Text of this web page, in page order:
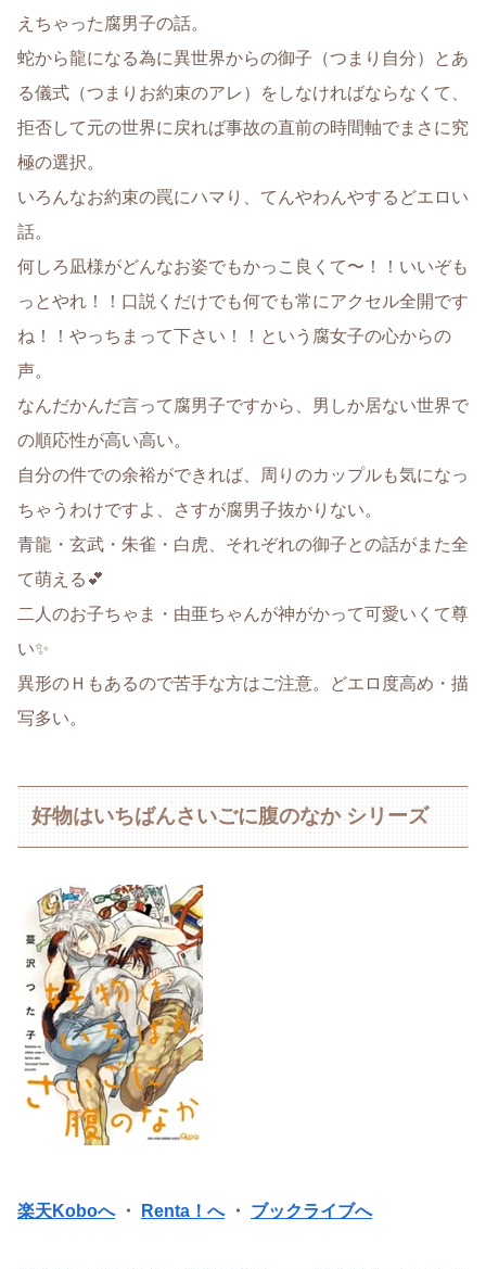
えちゃった腐男子の話。
蛇から龍になる為に異世界からの御子（つまり自分）とあ
る儀式（つまりお約束のアレ）をしなければならなくて、
拒否して元の世界に戻れば事故の直前の時間軸でまさに究
極の選択。
いろんなお約束の罠にハマり、てんやわんやするどエロい
話。
何しろ凪様がどんなお姿でもかっこ良くて〜！！いいぞも
っとやれ！！口説くだけでも何でも常にアクセル全開です
ね！！やっちまって下さい！！という腐女子の心からの
声。
なんだかんだ言って腐男子ですから、男しか居ない世界で
の順応性が高い高い。
自分の件での余裕ができれば、周りのカップルも気になっ
ちゃうわけですよ、さすが腐男子抜かりない。
青龍・玄武・朱雀・白虎、それぞれの御子との話がまた全
て萌える💕
二人のお子ちゃま・由亜ちゃんが神がかって可愛いくて尊
い✨
異形のＨもあるので苦手な方はご注意。どエロ度高め・描
写多い。
好物はいちばんさいごに腹のなか シリーズ
楽天Koboへ・ Renta！へ・ ブックライブへ